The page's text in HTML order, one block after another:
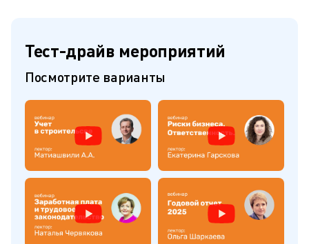
Тест-драйв мероприятий
Посмотрите варианты